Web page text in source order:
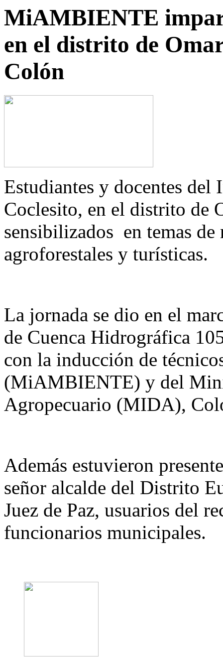
MiAMBIENTE
en el distrito de
Colón
Estudiantes y docentes
Coclesito, en el distrito de
sensibilizados en temas
agroforestales y turísticas.
La jornada se dio en el
de Cuenca Hidrográfica
con la inducción de
(MiAMBIENTE) y del
Agropecuario (MIDA),
Además estuvieron
señor alcalde del Distrito
Juez de Paz, usuarios del
funcionarios municipales.